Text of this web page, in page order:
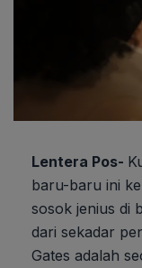
Lentera Pos-
baru-baru ini
sosok jenius di
dari sekadar
Gates adalah